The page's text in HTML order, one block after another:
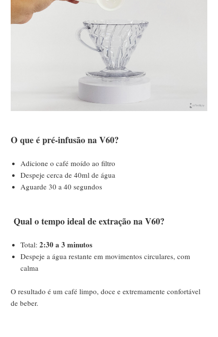
O que é pré-infusão na V60?
Adicione o café moído ao filtro
Despeje cerca de 40ml de água
Aguarde 30 a 40 segundos
Qual o tempo ideal de extração na V60?
Total:2:30 a 3 minutos
Despeje a água restante em movimentos circulares, com
calma
O resultado é um café limpo, doce e extremamente confortável
de beber.